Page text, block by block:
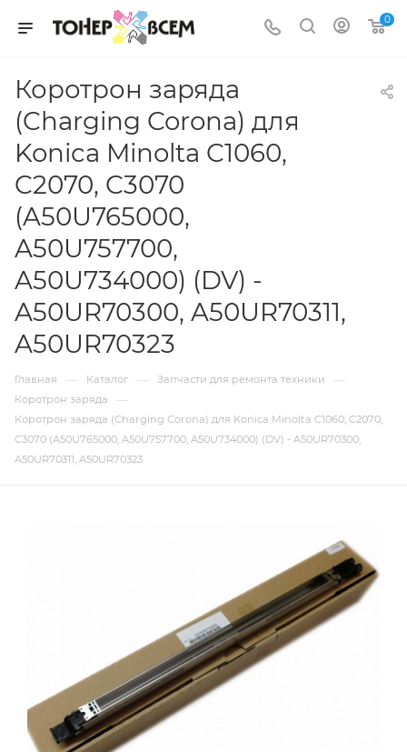
0
Коротрон заряда
(Charging Corona) для
Konica Minolta C1060,
C2070, C3070
(A50U765000,
A50U757700,
A50U734000) (DV) -
A50UR70300, A50UR70311,
A50UR70323
Главная — Каталог — Запчасти для ремонта техники —
Коротрон заряда —
Коротрон заряда (Charging Corona) для Konica Minolta C1060, C2070,
C3070 (A50U765000, A50U757700, A50U734000) (DV) - A50UR70300,
A50UR70311, A50UR70323